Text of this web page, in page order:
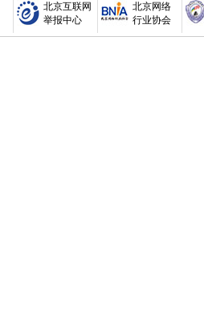
北京互联网
举报中心
北京网络
行业协会